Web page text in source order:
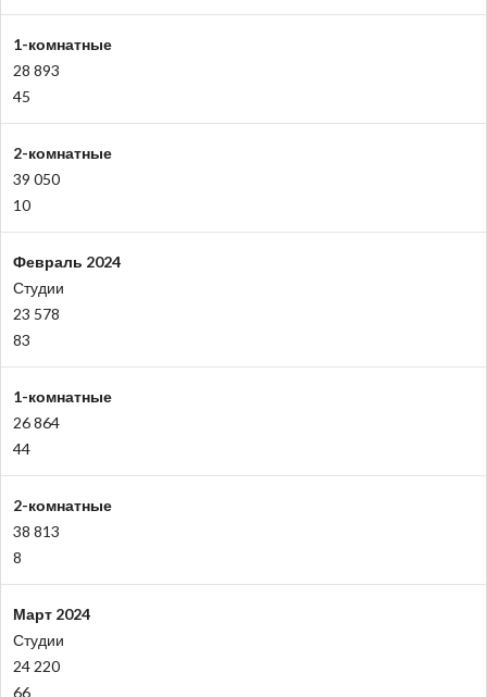
1-комнатные
28 893
45
2-комнатные
39 050
10
Февраль 2024
Студии
23 578
83
1-комнатные
26 864
44
2-комнатные
38 813
8
Март 2024
Студии
24 220
66